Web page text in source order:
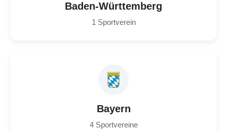
Baden-Württemberg
1 Sportverein
Bayern
4 Sportvereine